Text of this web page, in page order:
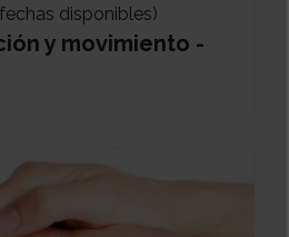
disponibles)
y movimiento -